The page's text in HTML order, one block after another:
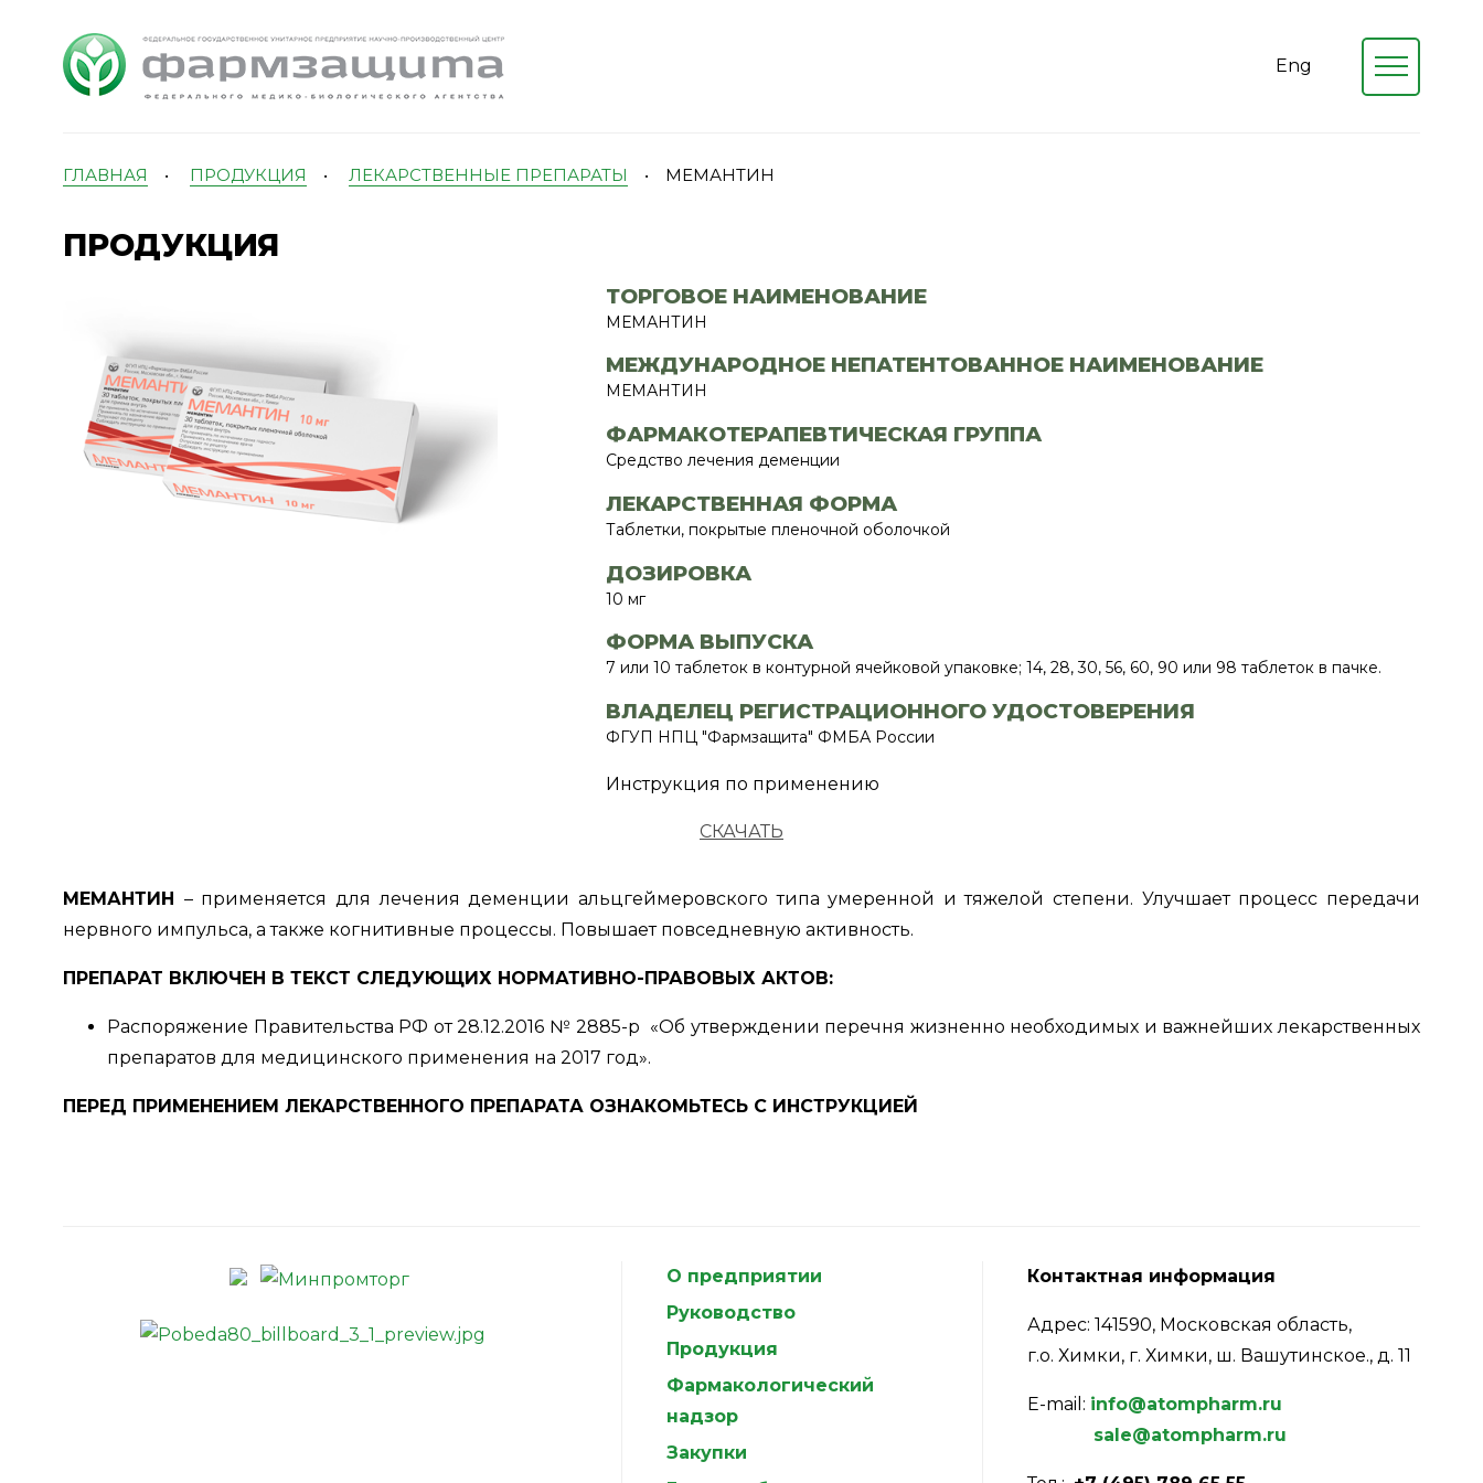
Eng
ГЛАВНАЯ • ПРОДУКЦИЯ • ЛЕКАРСТВЕННЫЕ ПРЕПАРАТЫ • МЕМАНТИН
ПРОДУКЦИЯ
ТОРГОВОЕ НАИМЕНОВАНИЕ
МЕМАНТИН
МЕЖДУНАРОДНОЕ НЕПАТЕНТОВАННОЕ НАИМЕНОВАНИЕ
МЕМАНТИН
ФАРМАКОТЕРАПЕВТИЧЕСКАЯ ГРУППА
Средство лечения деменции
ЛЕКАРСТВЕННАЯ ФОРМА
Таблетки, покрытые пленочной оболочкой
ДОЗИРОВКА
10 мг
ФОРМА ВЫПУСКА
7 или 10 таблеток в контурной ячейковой упаковке; 14, 28, 30, 56, 60, 90 или 98 таблеток в пачке.
ВЛАДЕЛЕЦ РЕГИСТРАЦИОННОГО УДОСТОВЕРЕНИЯ
ФГУП НПЦ "Фармзащита" ФМБА России
Инструкция по применению
СКАЧАТЬ
МЕМАНТИН – применяется для лечения деменции альцгеймеровского типа умеренной и тяжелой степени. Улучшает процесс передачи
нервного импульса, а также когнитивные процессы. Повышает повседневную активность.
ПРЕПАРАТ ВКЛЮЧЕН В ТЕКСТ СЛЕДУЮЩИХ НОРМАТИВНО-ПРАВОВЫХ АКТОВ:
Распоряжение Правительства РФ от 28.12.2016 № 2885-р «Об утверждении перечня жизненно необходимых и важнейших лекарственных
препаратов для медицинского применения на 2017 год».
ПЕРЕД ПРИМЕНЕНИЕМ ЛЕКАРСТВЕННОГО ПРЕПАРАТА ОЗНАКОМЬТЕСЬ С ИНСТРУКЦИЕЙ
О предприятии
Руководство
Продукция
Фармакологический
надзор
Закупки
Контактная информация
Адрес: 141590, Московская область,
г.о. Химки, г. Химки, ш. Вашутинское., д. 11
E-mail: info@atompharm.ru
sale@atompharm.ru